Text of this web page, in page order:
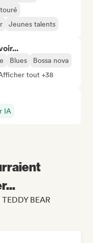
Jeunes talents
Blues
Bossa nova
tout +38
IA
BEAR